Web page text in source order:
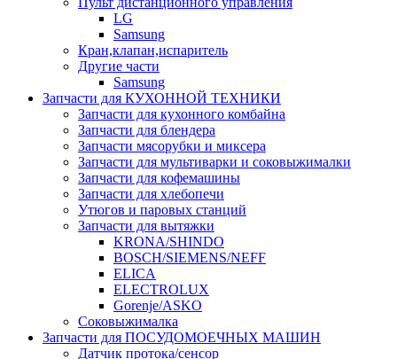
LG
Samsung
Кран,клапан,испаритель
Другие части
Samsung
Запчасти для КУХОННОЙ ТЕХНИКИ
Запчасти для кухонного комбайна
Запчасти для блендера
Запчасти мясорубки и миксера
Запчасти для мультиварки и соковыжималки
Запчасти для кофемашины
Запчасти для хлебопечи
Утюгов и паровых станций
Запчасти для вытяжки
KRONA/SHINDO
BOSCH/SIEMENS/NEFF
ELICA
ELECTROLUX
Gorenje/ASKO
Соковыжималка
Запчасти для ПОСУДОМОЕЧНЫХ МАШИН
Датчик протока/сенсор